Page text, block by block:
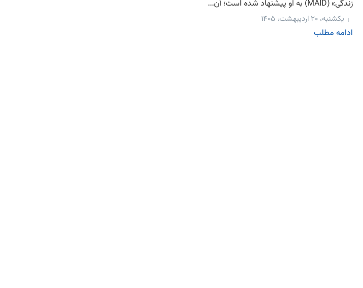
زندگی» (MAID) به او پیشنهاد شده است؛ آن...
یکشنبه، ۲۰ اردیبهشت، ۱۴۰۵
ادامه مطلب